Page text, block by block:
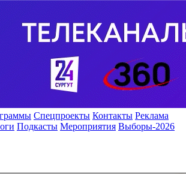
Спецпроекты Контакты Реклама
Подкасты Мероприятия Выборы-2026